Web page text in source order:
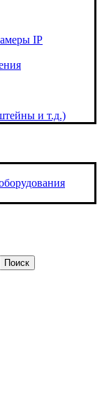
IP
и т.д.)
Поиск